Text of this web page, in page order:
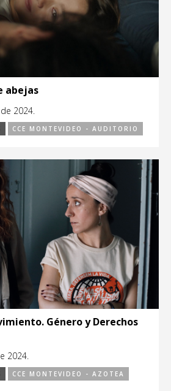
abejas
2024.
CCE MONTEVIDEO - AUDITORIO
Género y Derechos
2024.
CCE MONTEVIDEO - AZOTEA